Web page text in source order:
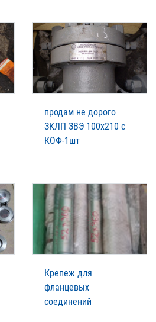
продам не дорого
ЗКЛП ЗВЭ 100х210 с
КОФ-1шт
Крепеж для
фланцевых
соединений